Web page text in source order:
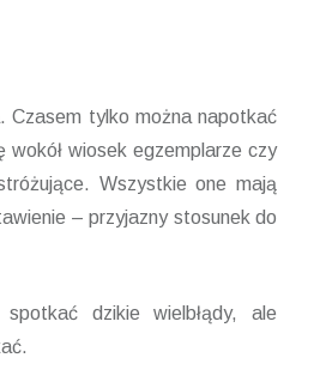
Czasem tylko można napotkać
wokół wiosek egzemplarze czy
Wszystkie one mają
– przyjazny stosunek do
dzikie wielbłądy, ale